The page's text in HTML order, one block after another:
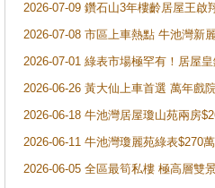
2026-07-09 鑽石山3年樓齡居屋王
2026-07-08 市區上車熱點 牛池灣新
2026-07-01 綠表市場極罕有！居屋
2026-06-26 黃大仙上車首選 萬年戲
2026-06-18 牛池灣居屋瓊山苑兩房
2026-06-11 牛池灣瓊麗苑綠表$270
2026-06-05 全區最筍私樓 極高層雙